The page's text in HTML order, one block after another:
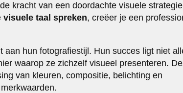
kracht van een doordachte visuele
visuele taal spreken, creëer je een
hun fotografiestijl. Hun succes ligt niet
waarop ze zichzelf visueel presenteren.
van kleuren, compositie, belichting en